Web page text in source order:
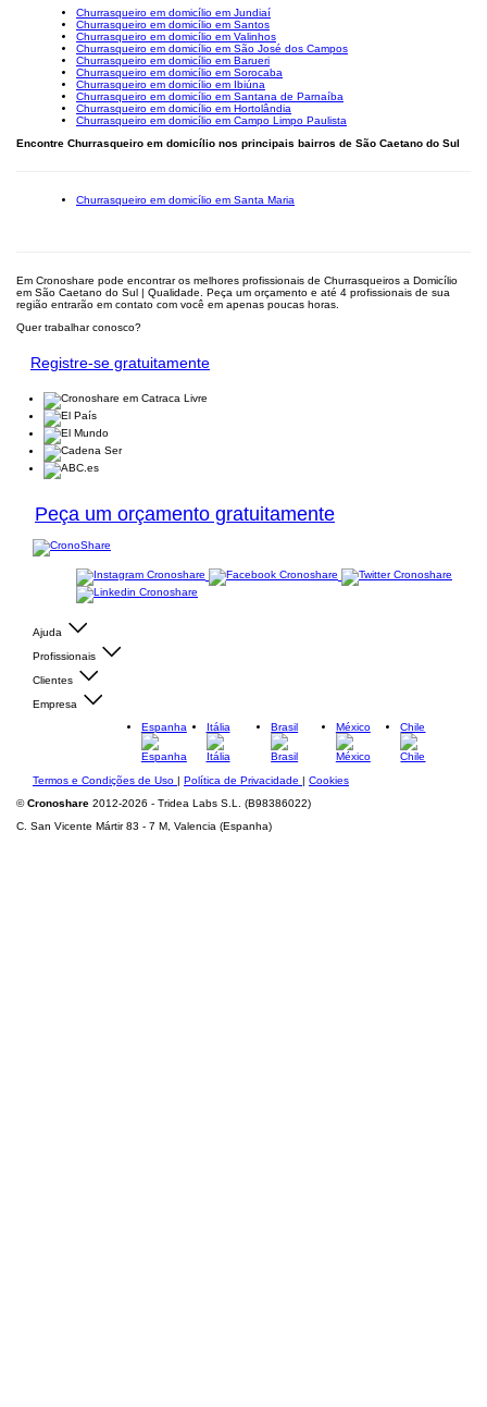
Churrasqueiro em domicílio em Jundiaí
Churrasqueiro em domicílio em Santos
Churrasqueiro em domicílio em Valinhos
Churrasqueiro em domicílio em São José dos Campos
Churrasqueiro em domicílio em Barueri
Churrasqueiro em domicílio em Sorocaba
Churrasqueiro em domicílio em Ibiúna
Churrasqueiro em domicílio em Santana de Parnaíba
Churrasqueiro em domicílio em Hortolândia
Churrasqueiro em domicílio em Campo Limpo Paulista
Encontre Churrasqueiro em domicílio nos principais bairros de São Caetano do Sul
Churrasqueiro em domicílio em Santa Maria
Em Cronoshare pode encontrar os melhores profissionais de Churrasqueiros a Domicílio
em São Caetano do Sul | Qualidade. Peça um orçamento e até 4 profissionais de sua
região entrarão em contato com você em apenas poucas horas.
Quer trabalhar conosco?
Registre-se gratuitamente
Peça um orçamento gratuitamente
Ajuda
Profissionais
Clientes
Empresa
Espanha
Itália Brasil México Chile
Termos e Condições de Uso | Política de Privacidade | Cookies
©Cronoshare 2012-2026 - Tridea Labs S.L. (B98386022)
C. San Vicente Mártir 83 - 7 M, Valencia (Espanha)